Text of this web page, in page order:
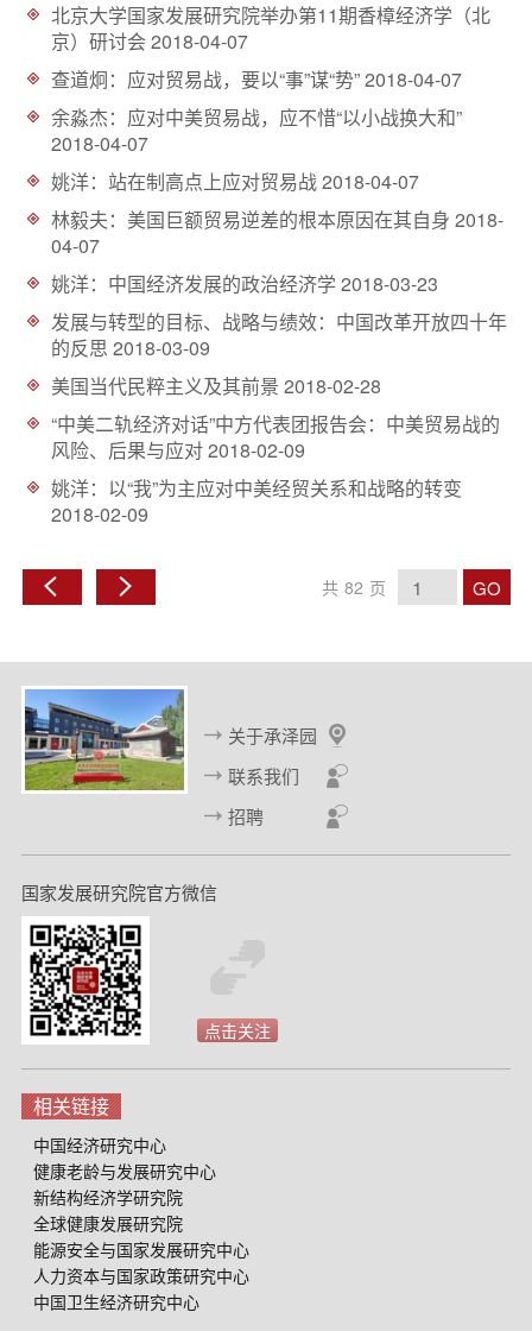
北京大学国家发展研究院举办第11期香樟经济学（北
京）研讨会 2018-04-07
查道炯：应对贸易战，要以“事”谋“势”2018-04-07
余淼杰：应对中美贸易战，应不惜“以小战换大和”
2018-04-07
姚洋：站在制高点上应对贸易战2018-04-07
林毅夫：美国巨额贸易逆差的根本原因在其自身 2018-
04-07
姚洋：中国经济发展的政治经济学 2018-03-23
发展与转型的目标、战略与绩效：中国改革开放四十年
的反思 2018-03-09
美国当代民粹主义及其前景 2018-02-28
“中美二轨经济对话”中方代表团报告会：中美贸易战的
风险、后果与应对2018-02-09
姚洋：以“我”为主应对中美经贸关系和战略的转变
2018-02-09
上
页
下
页
共 82 页 GO
关于承泽园
联系我们
招聘
国家发展研究院官方微信
点击关注
相关链接
中国经济研究中心
健康老龄与发展研究中心
新结构经济学研究院
全球健康发展研究院
能源安全与国家发展研究中心
人力资本与国家政策研究中心
中国卫生经济研究中心